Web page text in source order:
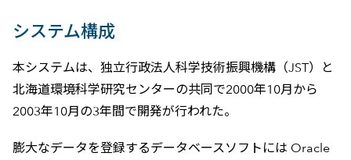
システム構成
本システムは、独立行政法人科学技術振興機構（JST）と
北海道環境科学研究センターの共同で2000年10月から
2003年10月の3年間で開発が行われた。
膨大なデータを登録するデータベースソフトには Oracle